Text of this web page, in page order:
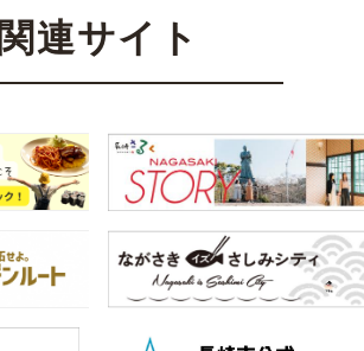
関連サイト